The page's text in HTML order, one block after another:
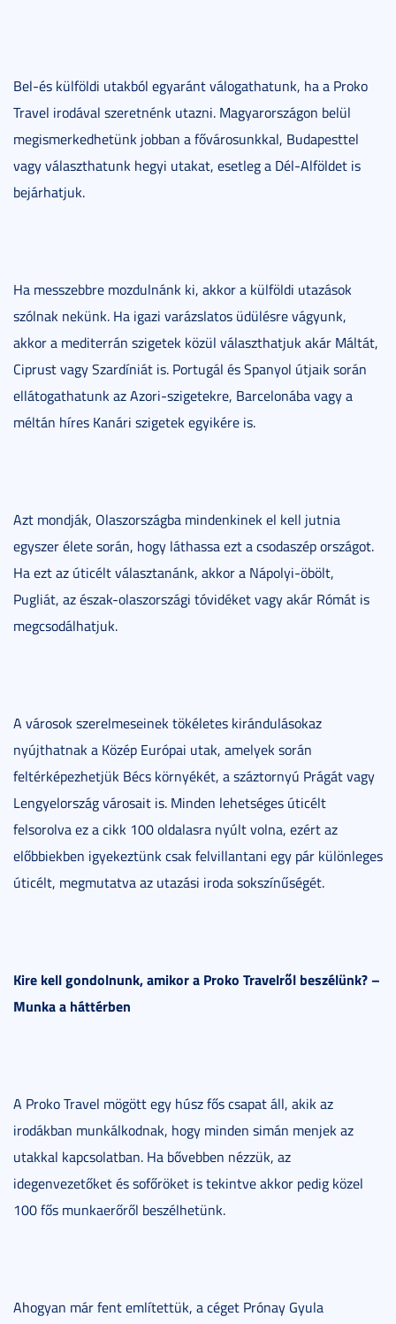
Bel-és külföldi utakból egyaránt válogathatunk, ha a Proko
Travel irodával szeretnénk utazni. Magyarországon belül
megismerkedhetünk jobban a fővárosunkkal, Budapesttel
vagy választhatunk hegyi utakat, esetleg a Dél-Alföldet is
bejárhatjuk.
Ha messzebbre mozdulnánk ki, akkor a külföldi utazások
szólnak nekünk. Ha igazi varázslatos üdülésre vágyunk,
akkor a mediterrán szigetek közül választhatjuk akár Máltát,
Ciprust vagy Szardíniát is. Portugál és Spanyol útjaik során
ellátogathatunk az Azori-szigetekre, Barcelonába vagy a
méltán híres Kanári szigetek egyikére is.
Azt mondják, Olaszországba mindenkinek el kell jutnia
egyszer élete során, hogy láthassa ezt a csodaszép országot.
Ha ezt az úticélt választanánk, akkor a Nápolyi-öbölt,
Pugliát, az észak-olaszországi tóvidéket vagy akár Rómát is
megcsodálhatjuk.
A városok szerelmeseinek tökéletes kirándulásokaz
nyújthatnak a Közép Európai utak, amelyek során
feltérképezhetjük Bécs környékét, a száztornyú Prágát vagy
Lengyelország városait is. Minden lehetséges úticélt
felsorolva ez a cikk 100 oldalasra nyúlt volna, ezért az
előbbiekben igyekeztünk csak felvillantani egy pár különleges
úticélt, megmutatva az utazási iroda sokszínűségét.
Kire kell gondolnunk, amikor a Proko Travelről beszélünk? –
Munka a háttérben
A Proko Travel mögött egy húsz fős csapat áll, akik az
irodákban munkálkodnak, hogy minden simán menjek az
utakkal kapcsolatban. Ha bővebben nézzük, az
idegenvezetőket és sofőröket is tekintve akkor pedig közel
100 fős munkaerőről beszélhetünk.
Ahogyan már fent említettük, a céget Prónay Gyula